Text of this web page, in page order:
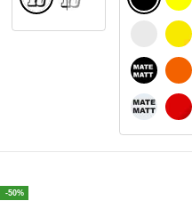
BLANC
NOIR
BLANC
-50%